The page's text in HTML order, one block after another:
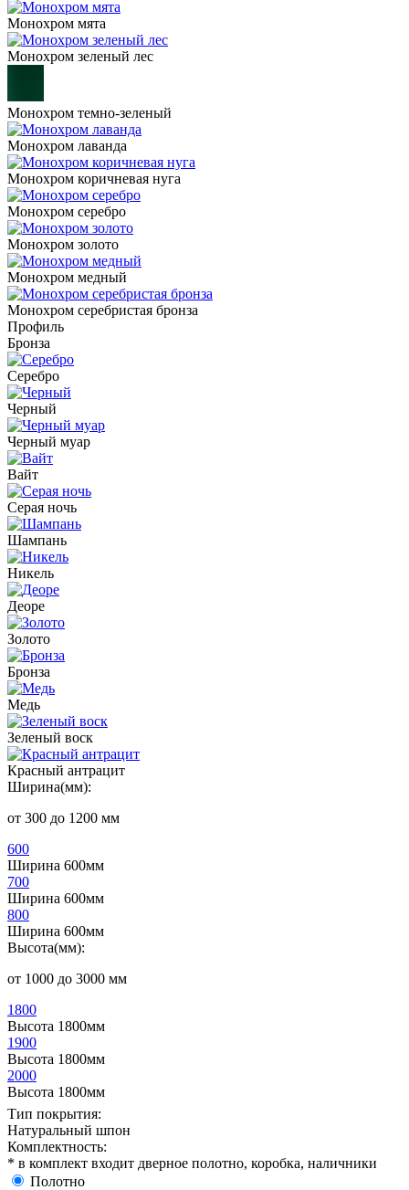
Монохром мята
Монохром зеленый лес
Монохром темно-зеленый
Монохром лаванда
Монохром коричневая нуга
Монохром серебро
Монохром золото
Монохром медный
Монохром серебристая бронза
Профиль
Бронза
Серебро
Черный
Черный муар
Вайт
Серая ночь
Шампань
Никель
Деоре
Золото
Бронза
Медь
Зеленый воск
Красный антрацит
Ширина(мм):
от 300 до 1200 мм
600
Ширина 600мм
700
Ширина 600мм
800
Ширина 600мм
Высота(мм):
от 1000 до 3000 мм
1800
Высота 1800мм
1900
Высота 1800мм
2000
Высота 1800мм
Тип покрытия:
Натуральный шпон
Комплектность:
* в комплект входит дверное полотно, коробка, наличники
Полотно